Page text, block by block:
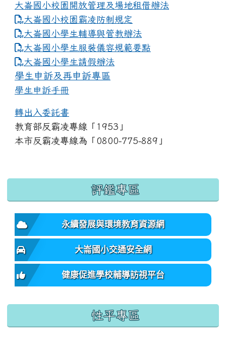
大崙國小校園開放管理及場地租借辦法
大崙國小校園霸凌防制規定
大崙國小學生輔導與管教辦法
大崙國小學生服裝儀容規範要點
link to https://www.dles.tyc.edu.tw/uploads/
大崙國小學生請假辦法
學生申訴及再申訴專區
學生申訴手冊
轉出入委託書
教育部反霸凌專線「1953」
本市反霸凌專線為「0800-775-889」
:::
評鑑專區
永續發展與環境教育資源網
大崙國小交通安全網
健康促進學校輔導訪視平台
性平專區